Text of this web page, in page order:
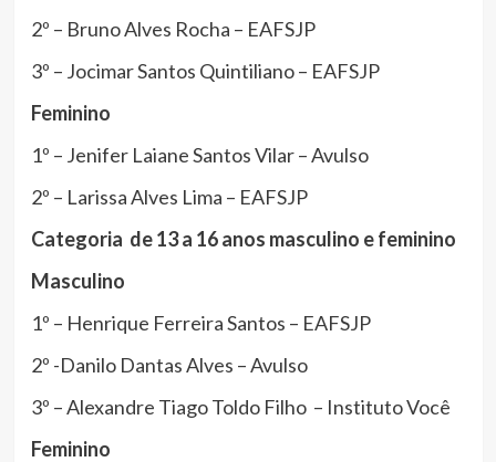
2º – Bruno Alves Rocha – EAFSJP
3º – Jocimar Santos Quintiliano – EAFSJP
Feminino
1º – Jenifer Laiane Santos Vilar – Avulso
2º – Larissa Alves Lima – EAFSJP
Categoria de 13 a 16 anos masculino e feminino
Masculino
1º – Henrique Ferreira Santos – EAFSJP
2º -Danilo Dantas Alves – Avulso
3º – Alexandre Tiago Toldo Filho – Instituto Você
Feminino